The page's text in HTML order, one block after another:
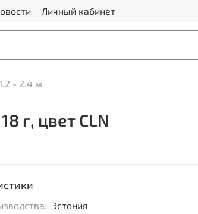
Личный кабинет
- 2.4 м
г, цвет CLN
Эстония